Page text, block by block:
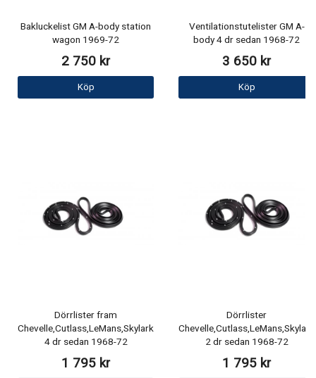
Bakluckelist GM A-body station
wagon 1969-72
2 750 kr
Köp
Ventilationstutelister GM A-
body 4 dr sedan 1968-72
3 650 kr
Köp
Dörrlister fram
Chevelle,Cutlass,LeMans,Skylark
4 dr sedan 1968-72
1 795 kr
Dörrlister
Chevelle,Cutlass,LeMans,Skylark
2 dr sedan 1968-72
1 795 kr